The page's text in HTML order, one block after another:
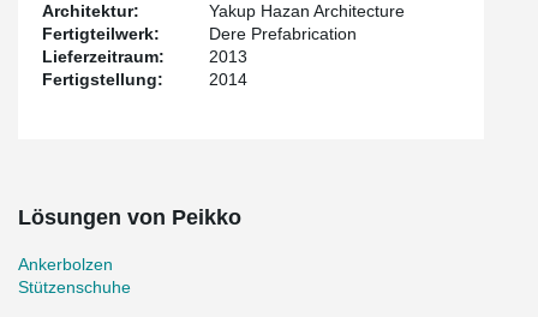
Architektur:
Yakup Hazan Architecture
Fertigteilwerk:
Dere Prefabrication
Lieferzeitraum:
2013
Fertigstellung:
2014
Lösungen von Peikko
Ankerbolzen
Stützenschuhe